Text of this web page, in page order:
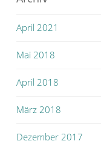
April 2021
Mai 2018
April 2018
März 2018
Dezember 2017